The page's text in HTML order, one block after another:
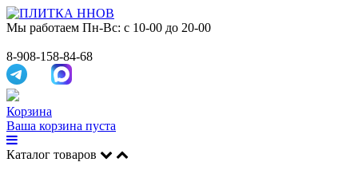
Мы работаем Пн-Вс: с 10-00 до 20-00
8-908-158-84-68
Корзина
Ваша корзина пуста
Каталог товаров